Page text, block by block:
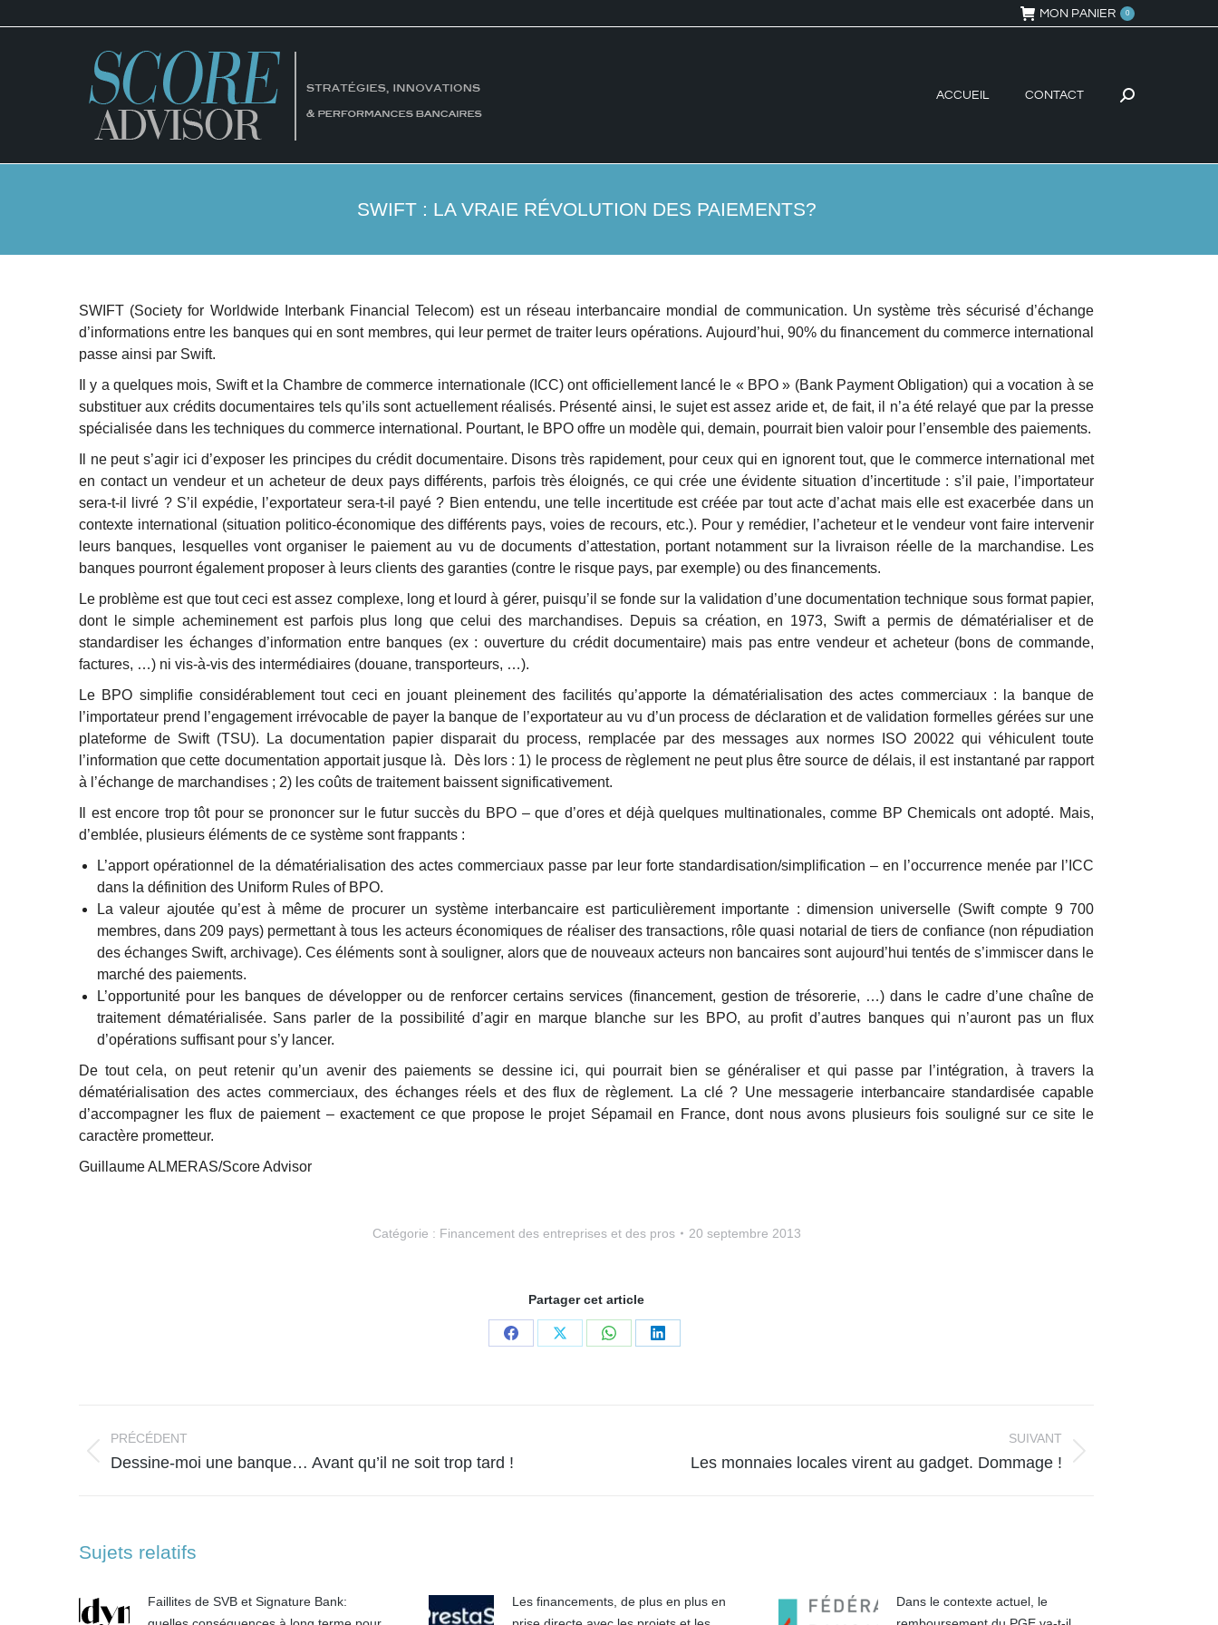
MON PANIER 0
ACCUEIL CONTACT
Recherche
SWIFT : LA VRAIE RÉVOLUTION DES PAIEMENTS?
SWIFT (Society for Worldwide Interbank Financial Telecom) est un réseau interbancaire mondial de communication. Un système très sécurisé d’échange
d’informations entre les banques qui en sont membres, qui leur permet de traiter leurs opérations. Aujourd’hui, 90% du financement du commerce international
passe ainsi par Swift.
Il y a quelques mois, Swift et la Chambre de commerce internationale (ICC) ont officiellement lancé le « BPO » (Bank Payment Obligation) qui a vocation à se
substituer aux crédits documentaires tels qu’ils sont actuellement réalisés. Présenté ainsi, le sujet est assez aride et, de fait, il n’a été relayé que par la presse
spécialisée dans les techniques du commerce international. Pourtant, le BPO offre un modèle qui, demain, pourrait bien valoir pour l’ensemble des paiements.
Il ne peut s’agir ici d’exposer les principes du crédit documentaire. Disons très rapidement, pour ceux qui en ignorent tout, que le commerce international met
en contact un vendeur et un acheteur de deux pays différents, parfois très éloignés, ce qui crée une évidente situation d’incertitude : s’il paie, l’importateur
sera-t-il livré ? S’il expédie, l’exportateur sera-t-il payé ? Bien entendu, une telle incertitude est créée par tout acte d’achat mais elle est exacerbée dans un
contexte international (situation politico-économique des différents pays, voies de recours, etc.). Pour y remédier, l’acheteur et le vendeur vont faire intervenir
leurs banques, lesquelles vont organiser le paiement au vu de documents d’attestation, portant notamment sur la livraison réelle de la marchandise. Les
banques pourront également proposer à leurs clients des garanties (contre le risque pays, par exemple) ou des financements.
Le problème est que tout ceci est assez complexe, long et lourd à gérer, puisqu’il se fonde sur la validation d’une documentation technique sous format papier,
dont le simple acheminement est parfois plus long que celui des marchandises. Depuis sa création, en 1973, Swift a permis de dématérialiser et de
standardiser les échanges d’information entre banques (ex : ouverture du crédit documentaire) mais pas entre vendeur et acheteur (bons de commande,
factures, …) ni vis-à-vis des intermédiaires (douane, transporteurs, …).
Le BPO simplifie considérablement tout ceci en jouant pleinement des facilités qu’apporte la dématérialisation des actes commerciaux : la banque de
l’importateur prend l’engagement irrévocable de payer la banque de l’exportateur au vu d’un process de déclaration et de validation formelles gérées sur une
plateforme de Swift (TSU). La documentation papier disparait du process, remplacée par des messages aux normes ISO 20022 qui véhiculent toute
l’information que cette documentation apportait jusque là. Dès lors : 1) le process de règlement ne peut plus être source de délais, il est instantané par rapport
à l’échange de marchandises ; 2) les coûts de traitement baissent significativement.
Il est encore trop tôt pour se prononcer sur le futur succès du BPO – que d’ores et déjà quelques multinationales, comme BP Chemicals ont adopté. Mais,
d’emblée, plusieurs éléments de ce système sont frappants :
L’apport opérationnel de la dématérialisation des actes commerciaux passe par leur forte standardisation/simplification – en l’occurrence menée par l’ICC
dans la définition des Uniform Rules of BPO.
La valeur ajoutée qu’est à même de procurer un système interbancaire est particulièrement importante : dimension universelle (Swift compte 9 700
membres, dans 209 pays) permettant à tous les acteurs économiques de réaliser des transactions, rôle quasi notarial de tiers de confiance (non répudiation
des échanges Swift, archivage). Ces éléments sont à souligner, alors que de nouveaux acteurs non bancaires sont aujourd’hui tentés de s’immiscer dans le
marché des paiements.
L’opportunité pour les banques de développer ou de renforcer certains services (financement, gestion de trésorerie, …) dans le cadre d’une chaîne de
traitement dématérialisée. Sans parler de la possibilité d’agir en marque blanche sur les BPO, au profit d’autres banques qui n’auront pas un flux
d’opérations suffisant pour s’y lancer.
De tout cela, on peut retenir qu’un avenir des paiements se dessine ici, qui pourrait bien se généraliser et qui passe par l’intégration, à travers la
dématérialisation des actes commerciaux, des échanges réels et des flux de règlement. La clé ? Une messagerie interbancaire standardisée capable
d’accompagner les flux de paiement – exactement ce que propose le projet Sépamail en France, dont nous avons plusieurs fois souligné sur ce site le
caractère prometteur.
Guillaume ALMERAS/Score Advisor
Catégorie : Financement des entreprises et des pros 20 septembre 2013
Partager cet article
PartagerPartagerPartagerPartager
article
PRÉCÉDENT
Article
Dessine-moi une banque… Avant qu’il ne soit trop tard !
SUIVANT
Les monnaies locales virent au gadget. Dommage !
Sujets relatifs
Faillites de SVB et Signature Bank:
Les financements, de plus en plus en
Dans le contexte actuel, le